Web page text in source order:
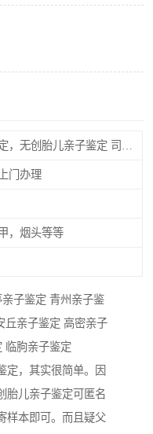
门办理
，烟头等等
子鉴定 青州亲子鉴
丘亲子鉴定 高密亲子
临朐亲子鉴定
定，其实很简单。因
胎儿亲子鉴定可匿名
样本即可。而且疑父